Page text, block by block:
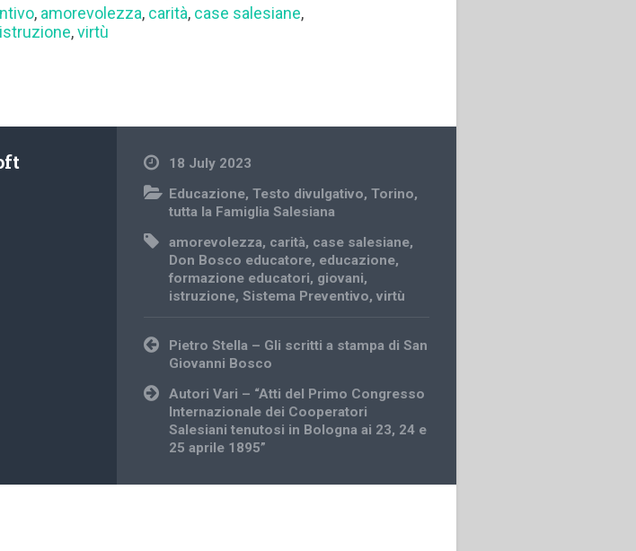
, amorevolezza, carità, case salesiane,
istruzione,virtù
18 July 2023
Educazione,Testo divulgativo,Torino,
tutta la Famiglia Salesiana
amorevolezza, carità, case salesiane,
Don Bosco educatore, educazione,
formazione educatori, giovani,
istruzione,Sistema Preventivo,virtù
Post
navigation
Pietro Stella – Gli scritti a stampa di San
Giovanni Bosco
Autori Vari – “Atti del Primo Congresso
Internazionale dei Cooperatori
Salesiani tenutosi in Bologna ai 23, 24 e
25 aprile 1895”